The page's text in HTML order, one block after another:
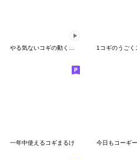
やる気ないコギの動くスタンプ 1コギのうごく
一年中使えるコギまるけ 今日もコーギ